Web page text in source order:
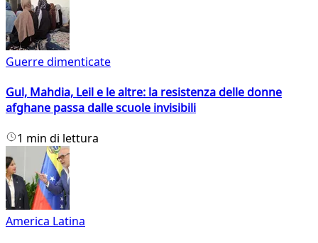
Guerre dimenticate
Gul, Mahdia, Leil e le altre: la resistenza delle donne
afghane passa dalle scuole invisibili
1 min di lettura
America Latina